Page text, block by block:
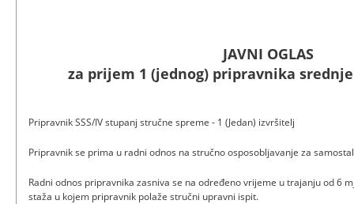
JAVNI OGLAS
za prijem 1 (jednog) pripravnika
Pripravnik SSS/IV stupanj stručne spreme - 1 (Jedan) izvršitelj
Pripravnik se prima u radni odnos na stručno osposobljavanje za
Radni odnos pripravnika zasniva se na određeno vrijeme u trajanju od 6
staža u kojem pripravnik polaže stručni upravni ispit.